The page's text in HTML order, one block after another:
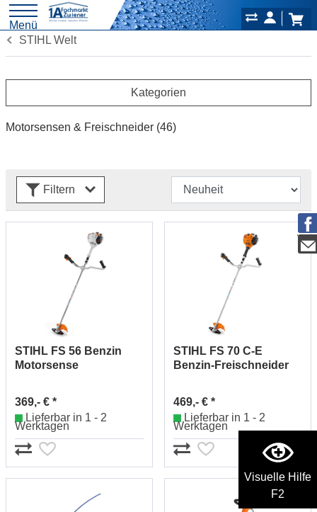
Visuelle Hilfe
F2
Menü
STIHL Welt
Kategorien
Motorsensen & Freischneider (46)
Filtern
STIHL FS 56 Benzin
Motorsense
369,- € *
Lieferbar in 1 - 2
Werktagen
STIHL FS 70 C-E
Benzin-Freischneider
469,- € *
Lieferbar in 1 - 2
Werktagen